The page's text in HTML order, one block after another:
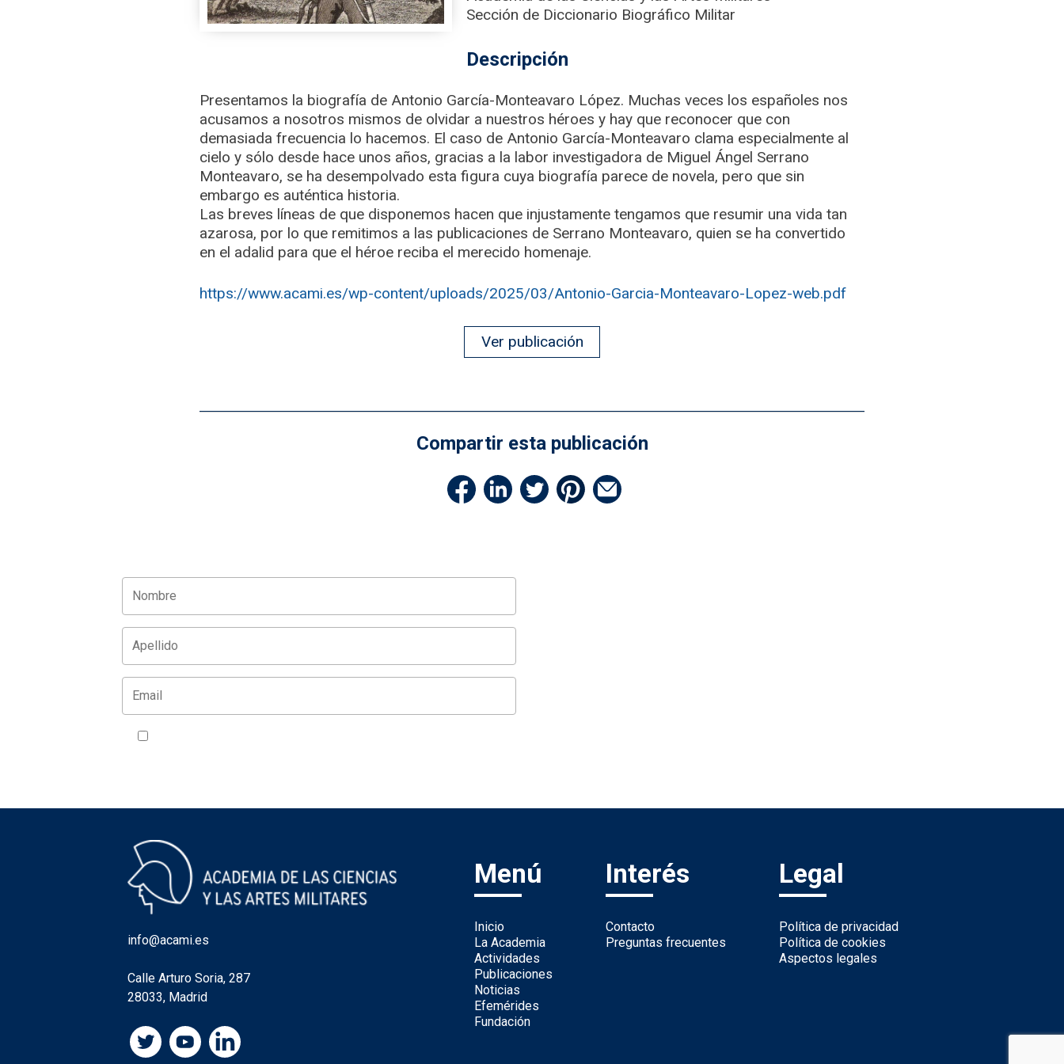
Sección de Diccionario Biográfico Militar
Descripción
Presentamos la biografía de Antonio García-Monteavaro López. Muchas veces los españoles nos
acusamos a nosotros mismos de olvidar a nuestros héroes y hay que reconocer que con
demasiada frecuencia lo hacemos. El caso de Antonio García-Monteavaro clama especialmente al
cielo y sólo desde hace unos años, gracias a la labor investigadora de Miguel Ángel Serrano
Monteavaro, se ha desempolvado esta figura cuya biografía parece de novela, pero que sin
embargo es auténtica historia.
Las breves líneas de que disponemos hacen que injustamente tengamos que resumir una vida tan
azarosa, por lo que remitimos a las publicaciones de Serrano Monteavaro, quien se ha convertido
en el adalid para que el héroe reciba el merecido homenaje.
https://www.acami.es/wp-content/uploads/2025/03/Antonio-Garcia-Monteavaro-Lopez-web.pdf
Ver publicación
Compartir esta publicación
info@acami.es
Calle Arturo Soria, 287
28033, Madrid
Menú
Inicio
La Academia
Actividades
Publicaciones
Noticias
Efemérides
Fundación
Interés
Contacto
Preguntas frecuentes
Legal
Política de privacidad
Política de cookies
Aspectos legales